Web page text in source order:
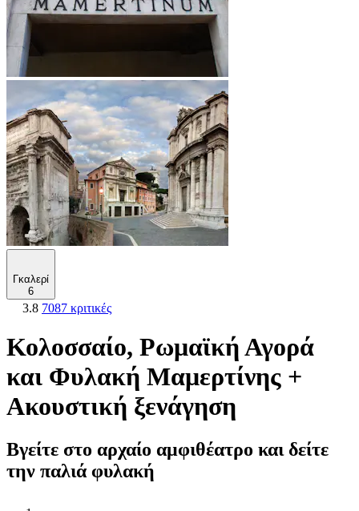
Γκαλερί
6
3.8 7087 κριτικές
Κολοσσαίο, Ρωμαϊκή Αγορά
και Φυλακή Μαμερτίνης +
Ακουστική ξενάγηση
Βγείτε στο αρχαίο αμφιθέατρο και δείτε
την παλιά φυλακή